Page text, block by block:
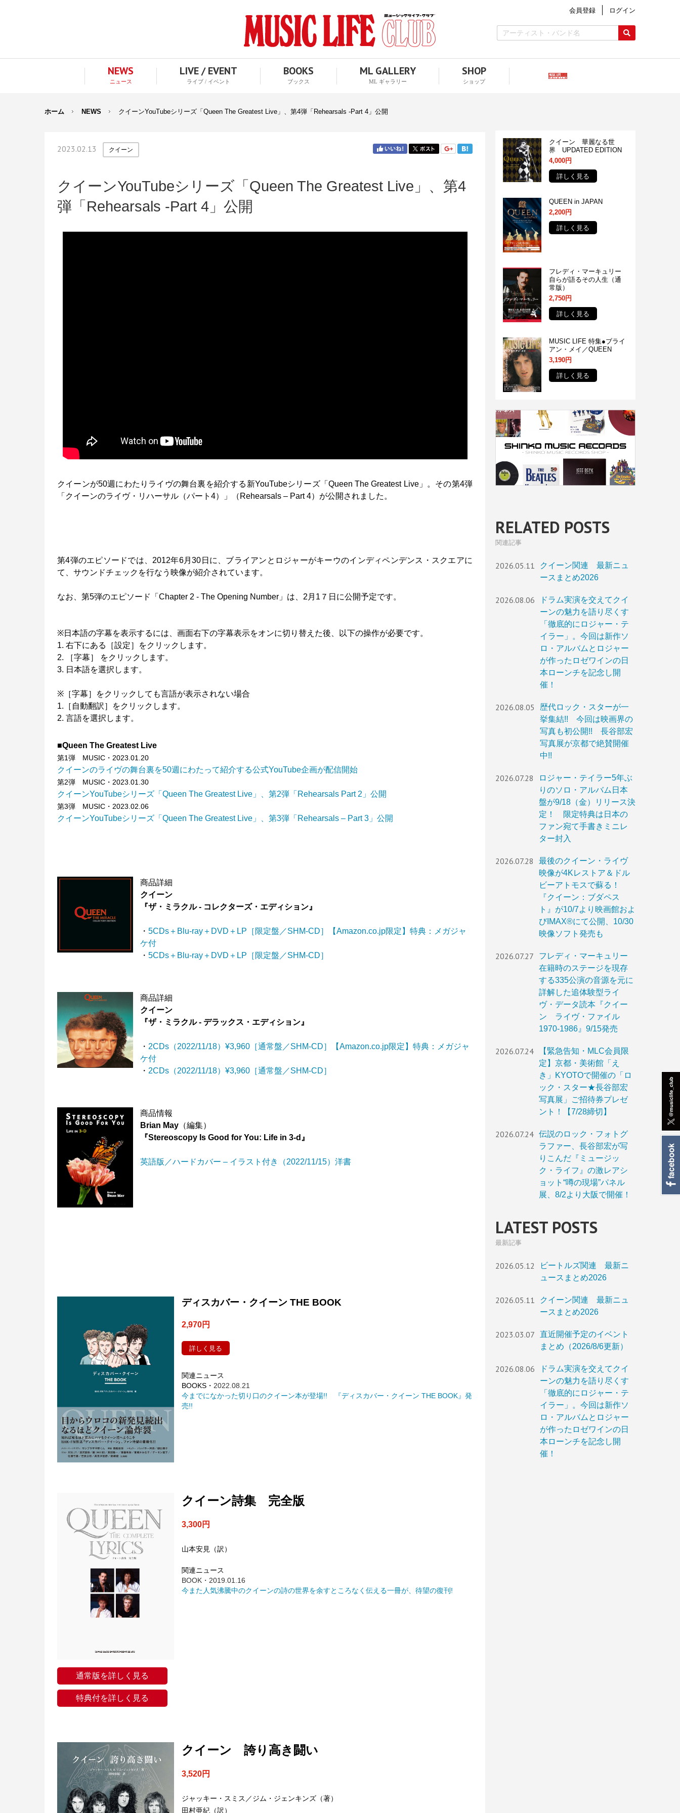
会員登録 ログイン
NEWS
ニュース
LIVE / EVENT
ライブ / イベント
BOOKS
ブックス
ML GALLERY
ML ギャラリー
SHOP
ショップ
ホーム NEWS クイーンYouTubeシリーズ「Queen The Greatest Live」、第4弾「Rehearsals -Part 4」公開
2023.02.13 クイーン
クイーンYouTubeシリーズ「Queen The Greatest Live」、第4
弾「Rehearsals -Part 4」公開
クイーンが50週にわたりライヴの舞台裏を紹介する新YouTubeシリーズ「Queen The Greatest Live」。その第4弾
「クイーンのライヴ・リハーサル（パート4）」（Rehearsals – Part 4）が公開されました。
第4弾のエピソードでは、2012年6月30日に、ブライアンとロジャーがキーウのインディペンデンス・スクエアに
て、サウンドチェックを行なう映像が紹介されています。
なお、第5弾のエピソード「Chapter 2 - The Opening Number」は、2月1７日に公開予定です。
※日本語の字幕を表示するには、画面右下の字幕表示をオンに切り替えた後、以下の操作が必要です。
1. 右下にある［設定］をクリックします。
2. ［字幕］ をクリックします。
3. 日本語を選択します。
※［字幕］をクリックしても言語が表示されない場合
1.［自動翻訳］をクリックします。
2. 言語を選択します。
■Queen The Greatest Live
第1弾 MUSIC・2023.01.20
クイーンのライヴの舞台裏を50週にわたって紹介する公式YouTube企画が配信開始
第2弾 MUSIC・2023.01.30
クイーンYouTubeシリーズ「Queen The Greatest Live」、第2弾「Rehearsals Part 2」公開
第3弾 MUSIC・2023.02.06
クイーンYouTubeシリーズ「Queen The Greatest Live」、第3弾「Rehearsals – Part 3」公開
商品詳細
クイーン
『ザ・ミラクル - コレクターズ・エディション』
・5CDs＋Blu-ray＋DVD＋LP［限定盤／SHM-CD］【Amazon.co.jp限定】特典：メガジャ
ケ付
・5CDs＋Blu-ray＋DVD＋LP［限定盤／SHM-CD］
商品詳細
クイーン
『ザ・ミラクル - デラックス・エディション』
・ 2CDs（2022/11/18）¥3,960［通常盤／SHM-CD］【Amazon.co.jp限定】特典：メガジャ
ケ付
・ 2CDs（2022/11/18）¥3,960［通常盤／SHM-CD］
商品情報
Brian May （編集）
『Stereoscopy Is Good for You: Life in 3-d』
英語版／ハードカバー – イラスト付き（2022/11/15）洋書
ディスカバー・クイーン THE BOOK
2,970円
詳しく見る
関連ニュース
BOOKS・ 2022.08.21
今までになかった切り口のクイーン本が登場!! 『ディスカバー・クイーン THE BOOK』発
売!!
クイーン詩集 完全版
3,300円
山本安見（訳）
関連ニュース
BOOK・2019.01.16
今また人気沸騰中のクイーンの詩の世界を余すところなく伝える一冊が、待望の復刊!
通常版を詳しく見る
特典付を詳しく見る
クイーン 誇り高き闘い
3,520円
ジャッキー・スミス／ジム・ジェンキンズ（著）
田村亜紀（訳）
クイーン 華麗なる世
界 UPDATED EDITION
4,000円
詳しく見る
QUEEN in JAPAN
2,200円
詳しく見る
フレディ・マーキュリー
⾃らが語るその⼈⽣（通
常版）
2,750円
詳しく見る
MUSIC LIFE 特集●ブライ
アン・メイ／QUEEN
3,190円
詳しく見る
RELATED POSTS
関連記事
2026.05.11
クイーン関連 最新ニュ
ースまとめ2026
2026.08.06
ドラム実演を交えてクイ
ーンの魅力を語り尽くす
「徹底的にロジャー・テ
イラー」。今回は新作ソ
ロ・アルバムとロジャー
が作ったロゼワインの日
本ローンチを記念し開
催！
2026.08.05
歴代ロック・スターが一
挙集結!! 今回は映画界の
写真も初公開!! 長谷部宏
写真展が京都で絶賛開催
中!!
2026.07.28
ロジャー・テイラー5年ぶ
りのソロ・アルバム日本
盤が9/18（金）リリース決
定！ 限定特典は日本の
ファン宛て手書きミニレ
ター封入
2026.07.28
最後のクイーン・ライヴ
映像が4Kレストア＆ドル
ビーアトモスで蘇る！
『クイーン：ブダペス
ト』が10/7より映画館およ
びIMAX®︎にて公開、10/30
映像ソフト発売も
2026.07.27
フレディ・マーキュリー
在籍時のステージを現存
する335公演の音源を元に
詳解した追体験型ライ
ヴ・データ読本『クイー
ン ライヴ・ファイル
1970-1986』9/15発売
2026.07.24
【緊急告知・MLC会員限
定】京都・美術館「え
き」KYOTOで開催の「ロ
ック・スター★長谷部宏
写真展」ご招待券プレゼ
ント！【7/28締切】
2026.07.24 伝説のロック・フォトグ
ラファー、長谷部宏が写
りこんだ『ミュージッ
ク・ライフ』の激レアシ
ョット“噂の現場”パネル
展、8/2より大阪で開催！
LATEST POSTS
最新記事
2026.05.12
ビートルズ関連 最新ニ
ュースまとめ2026
2026.05.11
クイーン関連 最新ニュ
ースまとめ2026
2023.03.07
直近開催予定のイベント
まとめ（2026/8/6更新）
2026.08.06
ドラム実演を交えてクイ
ーンの魅力を語り尽くす
「徹底的にロジャー・テ
イラー」。今回は新作ソ
ロ・アルバムとロジャー
が作ったロゼワインの日
本ローンチを記念し開
催！